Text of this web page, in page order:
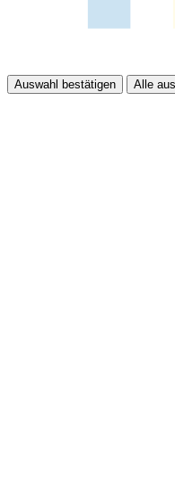
Auswahl bestätigen Alle